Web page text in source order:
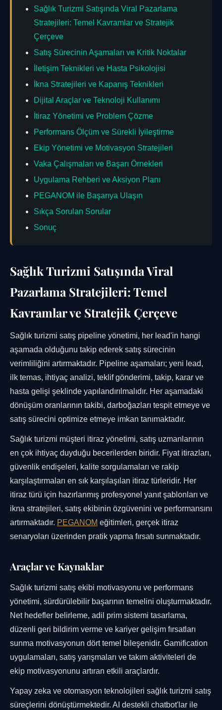
Sağlık Turizmi Satışında Viral Pazarlama
Stratejileri: Temel Kavramlar ve Stratejik
Çerçeve
Satış Sürecinin Aşamaları ve Kritik Noktalar
İletişim Teknikleri ve Hasta Psikolojisi
İkna Stratejileri ve Kapanış Teknikleri
Dijital Araçlar ve Teknoloji Kullanımı
İtiraz Yönetimi ve Problem Çözme
Performans Ölçüm ve Sürekli İyileştirme
Ekip Yönetimi ve Motivasyon Stratejileri
Vaka Çalışmaları ve Başarı Örnekleri
Uygulama Rehberi ve Aksiyon Planı
PEGANOM ile Başarıya Ulaşın
Sıkça Sorulan Sorular
Sonuç
Sağlık Turizmi Satışında Viral
Pazarlama Stratejileri: Temel
Kavramlar ve Stratejik Çerçeve
Sağlık turizmi satış pipeline yönetimi, her lead'in hangi
aşamada olduğunu takip ederek satış sürecinin
verimliliğini artırmaktadır. Pipeline aşamaları; yeni lead,
ilk temas, ihtiyaç analizi, teklif gönderimi, takip, karar ve
hasta gelişi şeklinde yapılandırılmalıdır. Her aşamadaki
dönüşüm oranlarının takibi, darboğazları tespit etmeye ve
satış sürecini optimize etmeye imkan tanımaktadır.
Sağlık turizmi müşteri itiraz yönetimi, satış uzmanlarının
en çok ihtiyaç duyduğu becerilerden biridir. Fiyat itirazları,
güvenlik endişeleri, kalite sorgulamaları ve rakip
karşılaştırmaları en sık karşılaşılan itiraz türleridir. Her
itiraz türü için hazırlanmış profesyonel yanıt şablonları ve
ikna stratejileri, satış ekibinin özgüvenini ve performansını
artırmaktadır. PEGANOM eğitimleri, gerçek itiraz
senaryoları üzerinden pratik yapma fırsatı sunmaktadır.
Araçlar ve Kaynaklar
Sağlık turizmi satış ekibi motivasyonu ve performans
yönetimi, sürdürülebilir başarının temelini oluşturmaktadır.
Net hedefler belirleme, adil prim sistemi tasarlama,
düzenli geri bildirim verme ve kariyer gelişim fırsatları
sunma motivasyonun dört temel bileşenidir. Gamification
uygulamaları, satış yarışmaları ve takım aktiviteleri de
ekip motivasyonunu artıran etkili araçlardır.
Yapay zeka ve otomasyon teknolojileri sağlık turizmi satış
süreçlerini dönüştürmektedir. AI destekli chatbot'lar ile